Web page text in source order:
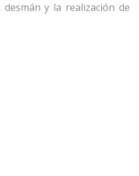
y la realización de